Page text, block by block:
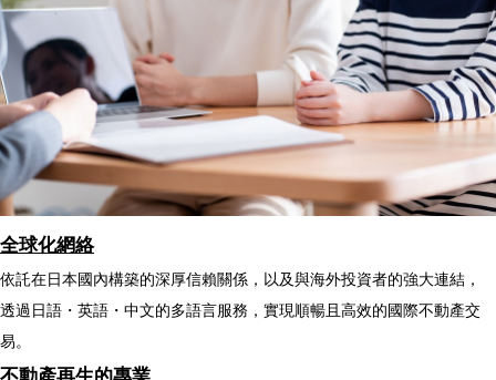
全球化網絡
依託在日本國內構築的深厚信賴關係，以及與海外投資者的強大連結，
透過日語・英語・中文的多語言服務，實現順暢且高效的國際不動產交
易。